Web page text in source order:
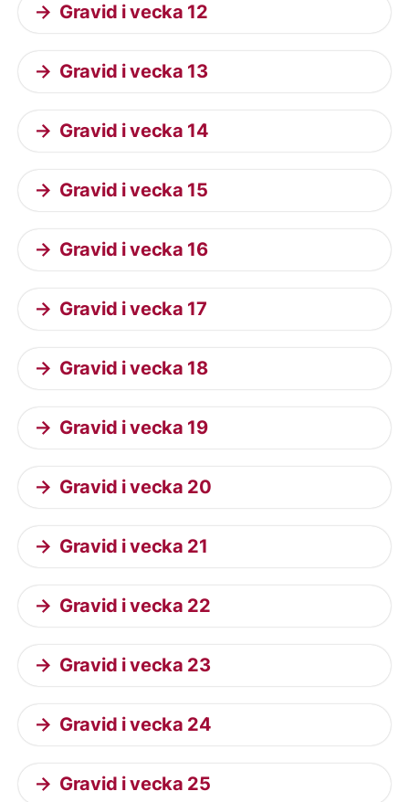
Gravid i vecka 12
Gravid i vecka 13
Gravid i vecka 14
Gravid i vecka 15
Gravid i vecka 16
Gravid i vecka 17
Gravid i vecka 18
Gravid i vecka 19
Gravid i vecka 20
Gravid i vecka 21
Gravid i vecka 22
Gravid i vecka 23
Gravid i vecka 24
Gravid i vecka 25